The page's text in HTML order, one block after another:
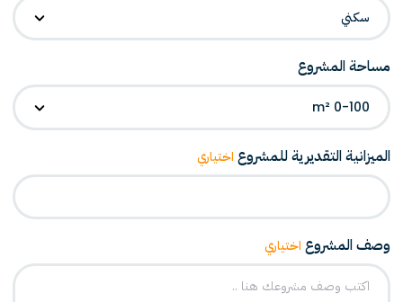
سكني
مساحة المشروع
0-100 m²
الميزانية التقديرية للمشروع اختياري
وصف المشروع اختياري